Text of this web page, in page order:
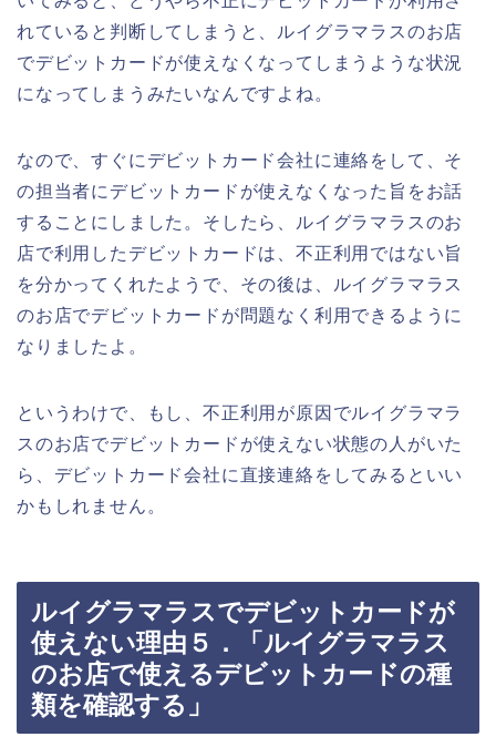
れていると判断してしまうと、ルイグラマラスのお店
でデビットカードが使えなくなってしまうような状況
になってしまうみたいなんですよね。
なので、すぐにデビットカード会社に連絡をして、そ
の担当者にデビットカードが使えなくなった旨をお話
することにしました。そしたら、ルイグラマラスのお
店で利用したデビットカードは、不正利用ではない旨
を分かってくれたようで、その後は、ルイグラマラス
のお店でデビットカードが問題なく利用できるように
なりましたよ。
というわけで、もし、不正利用が原因でルイグラマラ
スのお店でデビットカードが使えない状態の人がいた
ら、デビットカード会社に直接連絡をしてみるといい
かもしれません。
ルイグラマラスでデビットカードが
使えない理由５．「ルイグラマラス
のお店で使えるデビットカードの種
類を確認する」